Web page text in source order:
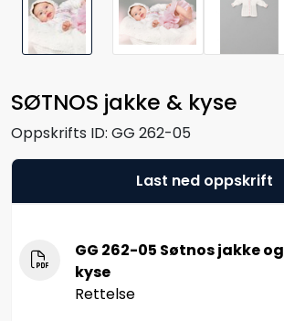
SØTNOS jakke & kyse
Oppskrifts ID: GG 262-05
Last ned oppskrift
GG 262-05 Søtnos jakke og
kyse
Rettelse